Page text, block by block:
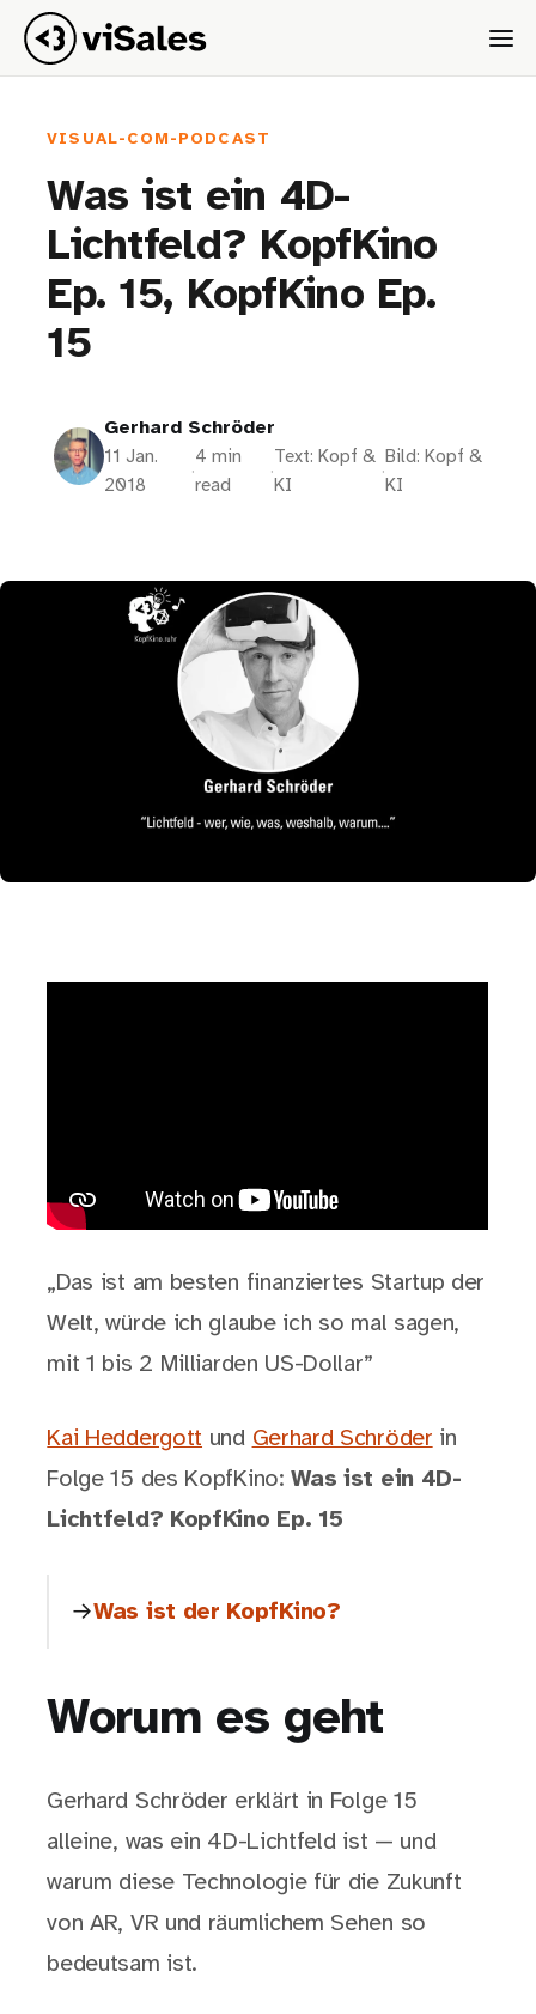
VISUAL-COM-PODCAST
Was ist ein 4D-
Lichtfeld? KopfKino
Ep. 15, KopfKino Ep.
15
Gerhard Schröder
11 Jan.
2018
·
4 min
read
·
Text: Kopf &
KI
·
Bild: Kopf &
KI
„Das ist am besten finanziertes Startup der
Welt, würde ich glaube ich so mal sagen,
mit 1 bis 2 Milliarden US-Dollar”
Kai Heddergott und Gerhard Schröder in
Folge 15 des KopfKino:Was ist ein 4D-
Lichtfeld? KopfKino Ep. 15
Was ist der KopfKino?
Worum es geht
Gerhard Schröder erklärt in Folge 15
alleine, was ein 4D-Lichtfeld ist — und
warum diese Technologie für die Zukunft
von AR, VR und räumlichem Sehen so
bedeutsam ist.